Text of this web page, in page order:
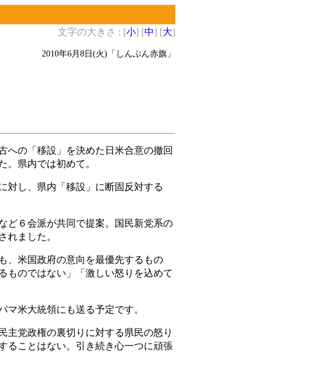
文字の大きさ : [小] [中] [大]
2010年6月8日(火) 「しんぶん赤旗」
の「移設」を決めた日米合意の撤回
。県内では初めて。
し、県内「移設」に断固反対する
ど６会派が共同で提案。国民新党系の
れました。
、米国政府の意向を最優先するもの
ものではない」「激しい怒りを込めて
米大統領にも送る予定です。
党政権の裏切りに対する県民の怒り
ることはない。引き続き心一つに頑張